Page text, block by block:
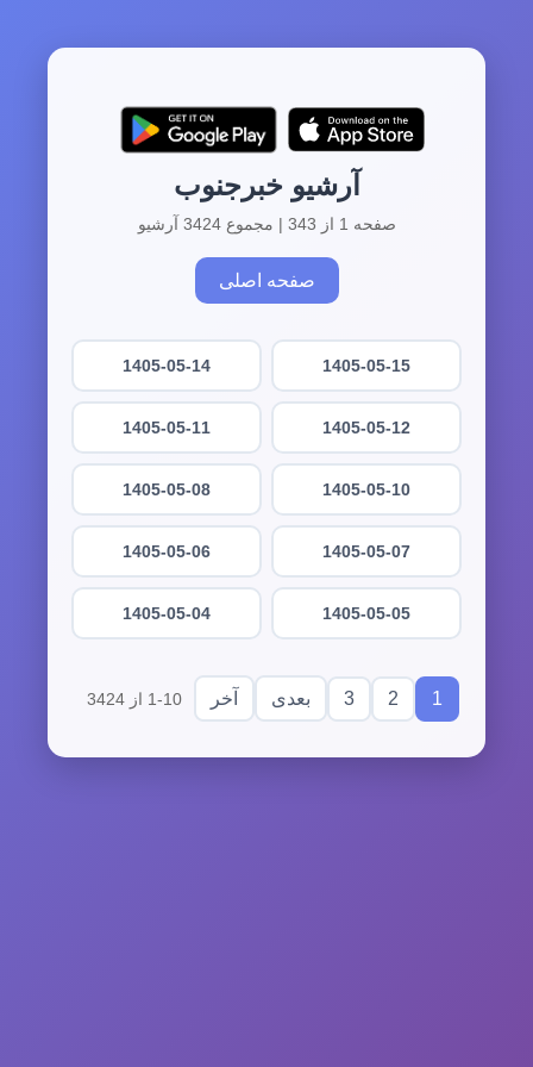
آرشیو خبرجنوب
صفحه 1 از 343 | مجموع 3424 آرشیو
صفحه اصلی
1405-05-15
1405-05-14
1405-05-12
1405-05-11
1405-05-10
1405-05-08
1405-05-07
1405-05-06
1405-05-05
1405-05-04
1
2
3 بعدی آخر 1-10 از 3424